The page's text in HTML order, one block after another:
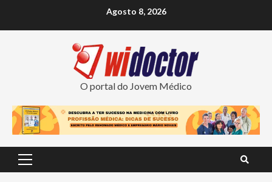
Agosto 8, 2026
O portal do Jovem Médico
Primary